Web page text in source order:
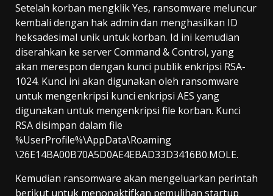
Setelah korban mengklik Yes, ransomware meluncur
kembali dengan hak admin dan menghasilkan ID
heksadesimal unik untuk korban. Id ini kemudian
diserahkan ke server Command & Control, yang
akan merespon dengan kunci publik enkripsi RSA-
1024. Kunci ini akan digunakan oleh ransomware
untuk mengenkripsi kunci enkripsi AES yang
digunakan untuk mengenkripsi file korban. Kunci
RSA disimpan dalam file
%UserProfile%\AppData\Roaming
\26E14BA00B70A5D0AE4EBAD33D3416B0.MOLE.
Kemudian ransomware akan mengeluarkan perintah
berikut untuk menonaktifkan pemulihan startup